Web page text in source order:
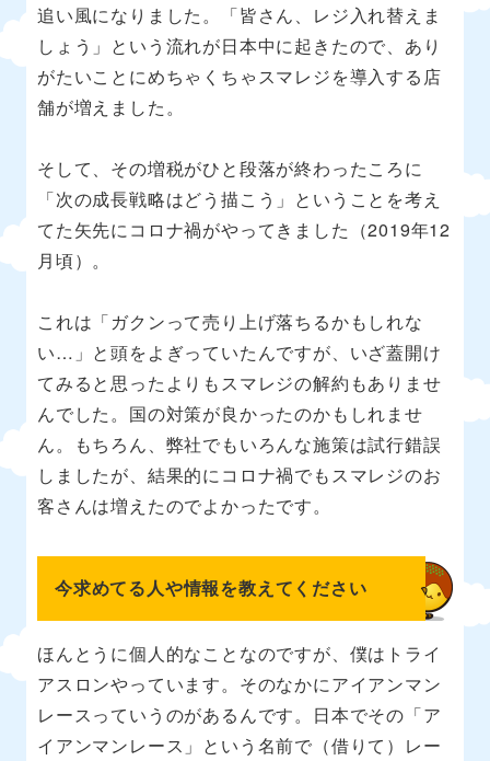
追い風になりました。「皆さん、レジ入れ替えま
しょう」という流れが日本中に起きたので、あり
がたいことにめちゃくちゃスマレジを導入する店
舗が増えました。
そして、その増税がひと段落が終わったころに
「次の成長戦略はどう描こう」ということを考え
てた矢先にコロナ禍がやってきました（2019年12
月頃）。
これは「ガクンって売り上げ落ちるかもしれな
い…」と頭をよぎっていたんですが、いざ蓋開け
てみると思ったよりもスマレジの解約もありませ
んでした。国の対策が良かったのかもしれませ
ん。もちろん、弊社でもいろんな施策は試行錯誤
しましたが、結果的にコロナ禍でもスマレジのお
客さんは増えたのでよかったです。
今求めてる人や情報を教えてください
ほんとうに個人的なことなのですが、僕はトライ
アスロンやっています。そのなかにアイアンマン
レースっていうのがあるんです。日本でその「ア
イアンマンレース」という名前で（借りて）レー